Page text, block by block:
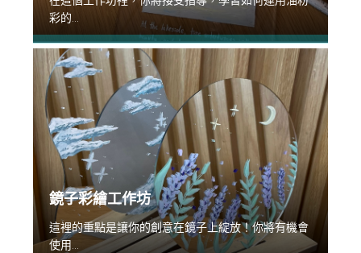
彩的...
鏡子彩繪工作坊
這裡的重點是讓你的創意在鏡子上綻放！你將有機會
使用...